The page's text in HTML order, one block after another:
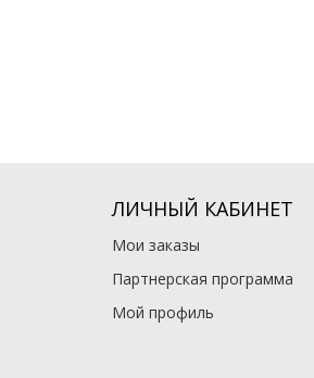
ЛИЧНЫЙ КАБИНЕТ
Мои заказы
Партнерская программа
Мой профиль